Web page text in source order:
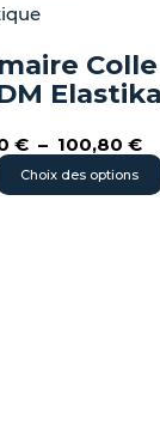
Colle
Elastika
€ – 100,80€
Choix des options